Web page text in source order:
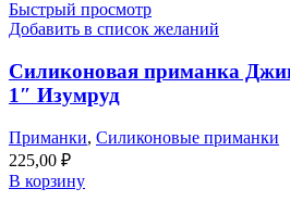
Быстрый просмотр
Добавить в список желаний
Силиконовая приманка
1″ Изумруд
Приманки, Силиконовые приманки
225,00 ₽
В корзину